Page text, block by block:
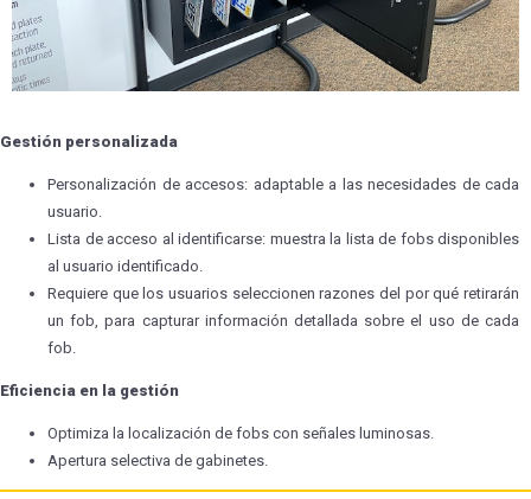
Gestión personalizada
Personalización de accesos: adaptable a las necesidades de cada
usuario.
Lista de acceso al identificarse: muestra la lista de fobs disponibles
al usuario identificado.
Requiere que los usuarios seleccionen razones del por qué retirarán
un fob, para capturar información detallada sobre el uso de cada
fob.
Eficiencia en la gestión
Optimiza la localización de fobs con señales luminosas.
Apertura selectiva de gabinetes.